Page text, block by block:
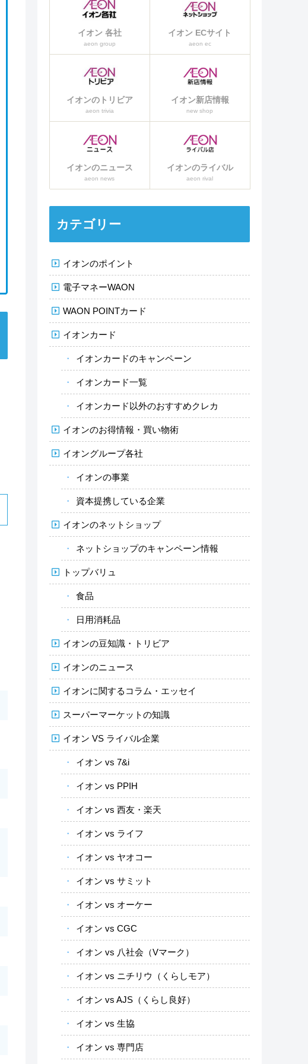
イオン 各社
aeon group
イオン ECサイト
aeon ec
イオンのトリビア
aeon trivia
イオン新店情報
new shop
イオンのニュース
aeon news
イオンのライバル
aeon rival
カテゴリー
イオンのポイント
電子マネーWAON
WAON POINTカード
イオンカード
イオンカードのキャンペーン
イオンカード一覧
イオンカード以外のおすすめクレカ
イオンのお得情報・買い物術
イオングループ各社
イオンの事業
資本提携している企業
イオンのネットショップ
ネットショップのキャンペーン情報
トップバリュ
食品
日用消耗品
イオンの豆知識・トリビア
イオンのニュース
イオンに関するコラム・エッセイ
スーパーマーケットの知識
イオン VS ライバル企業
イオン vs 7&i
イオン vs PPIH
イオン vs 西友・楽天
イオン vs ライフ
イオン vs ヤオコー
イオン vs サミット
イオン vs オーケー
イオン vs CGC
イオン vs 八社会（Vマーク）
イオン vs ニチリウ（くらしモア）
イオン vs AJS（くらし良好）
イオン vs 生協
イオン vs 専門店